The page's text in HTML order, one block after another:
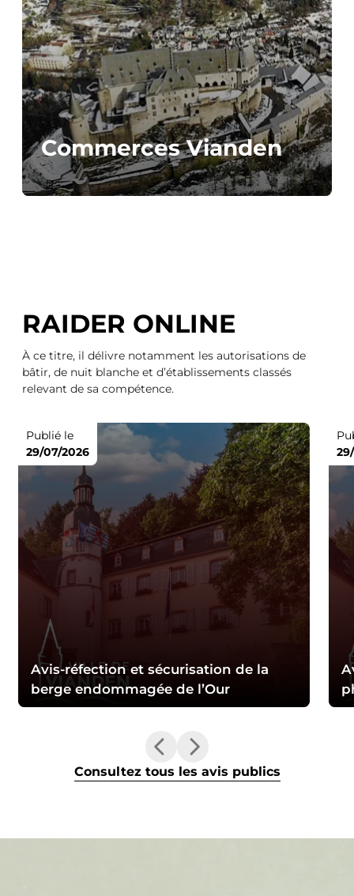
Commerces Vianden
RAIDER ONLINE
À ce titre, il délivre notamment les autorisations de
bâtir, de nuit blanche et d’établissements classés
relevant de sa compétence.
Publié le
29/07/2026
Avis-réfection et sécurisation de la
berge endommagée de l’Our
Consultez tous les avis publics